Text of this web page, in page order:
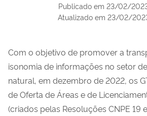
Publicado em 23/02/
Atualizado em 23/02/
Com o objetivo de promover a
isonomia de informações no setor
natural, em dezembro de 2022, os
de Oferta de Áreas e de
(criados pelas Resoluções CNPE 19